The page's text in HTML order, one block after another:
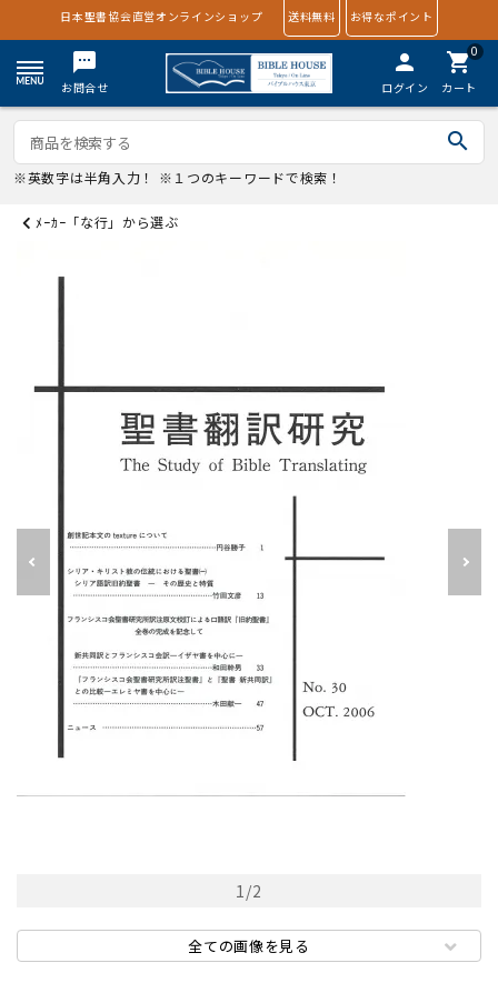
日本聖書協会直営オンラインショップ 送料無料 お得なポイント
textsms
お問合せ
person
ログイン
0
shopping_cart
カート
search
※英数字は半角入力！ ※１つのキーワードで検索！
ﾒｰｶｰ「な行」から選ぶ
1/2
全ての画像を見る